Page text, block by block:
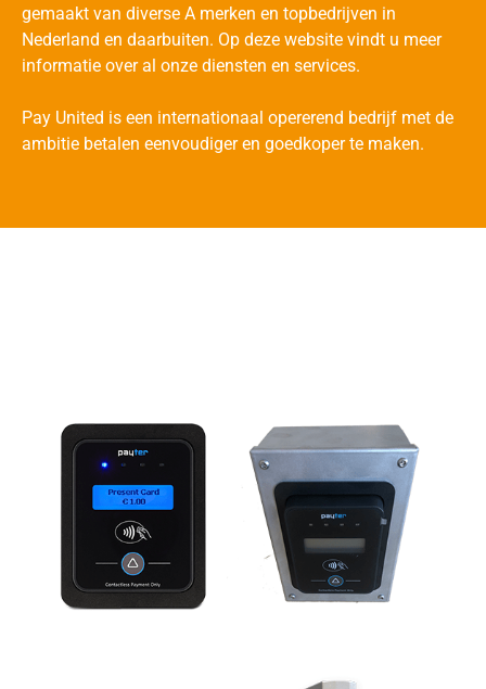
gemaakt van diverse A merken en topbedrijven in
Nederland en daarbuiten. Op deze website vindt u meer
informatie over al onze diensten en services.
Pay United is een internationaal opererend bedrijf met de
ambitie betalen eenvoudiger en goedkoper te maken.